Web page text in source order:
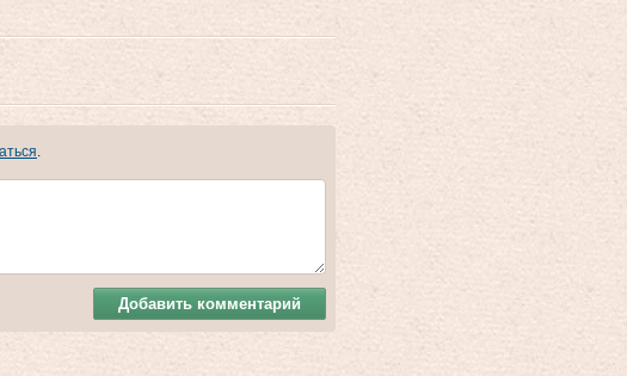
.
Добавить комментарий